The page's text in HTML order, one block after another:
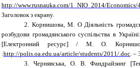
http://www.rusnauka.com/1_NIO_2014/Economics/
Заголовок з екрану.
2. Корнишова, М. О Діяльність
розбудови громадянського суспільства в
[Електронний ресурс] / М. О.
:http://polis.oa.edu.ua/article/students/2011/.doc. –
3.
Чернявська, О. В. Фандрайзинг